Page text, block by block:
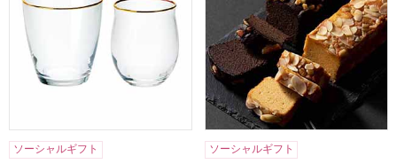
ソーシャルギフト ソーシャルギフト